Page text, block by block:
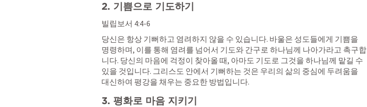
2. 기쁨으로 기도하기
빌립보서 4:4-6
당신은 항상 기뻐하고 염려하지 않을 수 있습니다. 바울은 성도들에게 기쁨을
명령하며, 이를 통해 염려를 넘어서 기도와 간구로 하나님께 나아가라고 촉구합
니다. 당신의 마음에 걱정이 찾아올 때, 아마도 기도로 그것을 하나님께 맡길 수
있을 것입니다. 그리스도 안에서 기뻐하는 것은 우리의 삶의 중심에 두려움을
대신하여 평강을 채우는 중요한 방법입니다.
3. 평화로 마음 지키기